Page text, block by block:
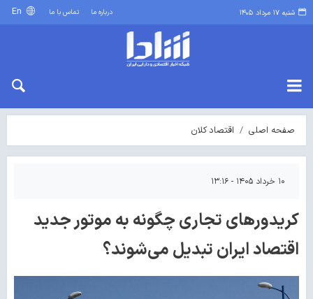
شنبه ۱۷ مرداد ۱۴۰۵ درباره ما تماس با ما
صفحه اصلی اقتصاد کلان
۱۰ خرداد ۱۴۰۵ - ۱۳:۱۶
کریدورهای تجاری چگونه به موتور جدید
اقتصاد ایران تبدیل می‌شوند؟